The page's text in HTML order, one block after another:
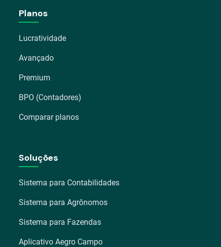
Planos
Lucratividade
Avançado
Premium
BPO (Contadores)
Comparar planos
Soluções
Sistema para Contabilidades
Sistema para Agrônomos
Sistema para Fazendas
Aplicativo Aegro Campo